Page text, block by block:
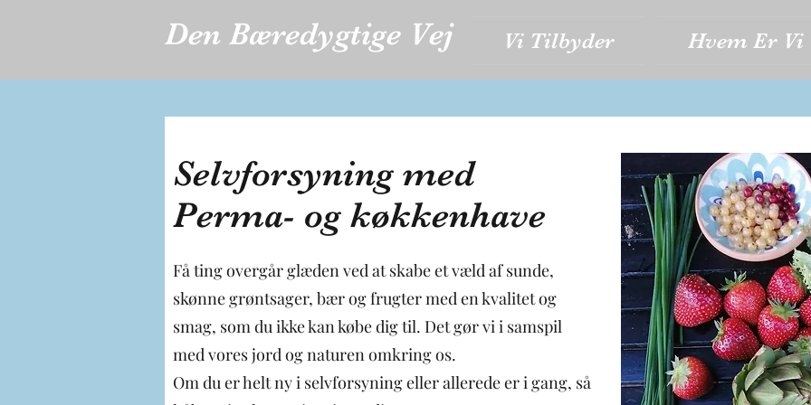
Den Bæredygtige Vej Vi Tilbyder Hvem Er Vi
Selvforsyning med
Perma- og køkkenhave
Få ting overgår glæden ved at skabe et væld af sunde,
skønne grøntsager, bær og frugter med en kvalitet og
smag, som du ikke kan købe dig til. Det gør vi i samspil
med vores jord og naturen omkring os.
Om du er helt ny i selvforsyning eller allerede er i gang, så